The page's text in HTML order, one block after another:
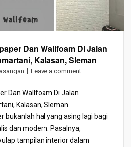
Dan Wallfoam Di Jalan
Kalasan, Sleman
Leave a comment
Dan Wallfoam Di Jalan
Kalasan, Sleman
bukanlah hal yang asing lagi bagi
dan modern. Pasalnya,
tampilan interior dalam